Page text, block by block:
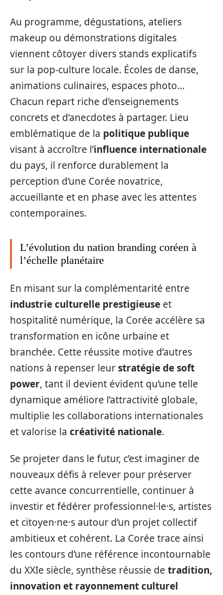
Au programme, dégustations, ateliers
makeup ou démonstrations digitales
viennent côtoyer divers stands explicatifs
sur la pop-culture locale. Écoles de danse,
animations culinaires, espaces photo…
Chacun repart riche d’enseignements
concrets et d’anecdotes à partager. Lieu
emblématique de la politique publique
visant à accroître l’influence internationale
du pays, il renforce durablement la
perception d’une Corée novatrice,
accueillante et en phase avec les attentes
contemporaines.
L’évolution du nation branding coréen à
l’échelle planétaire
En misant sur la complémentarité entre
industrie culturelle prestigieuse et
hospitalité numérique, la Corée accélère sa
transformation en icône urbaine et
branchée. Cette réussite motive d’autres
nations à repenser leurstratégie de soft
power, tant il devient évident qu’une telle
dynamique améliore l’attractivité globale,
multiplie les collaborations internationales
et valorise la créativité nationale.
Se projeter dans le futur, c’est imaginer de
nouveaux défis à relever pour préserver
cette avance concurrentielle, continuer à
investir et fédérer professionnel·le·s, artistes
et citoyen·ne·s autour d’un projet collectif
ambitieux et cohérent. La Corée trace ainsi
les contours d’une référence incontournable
du XXIe siècle, synthèse réussie de tradition,
innovation et rayonnement culturel